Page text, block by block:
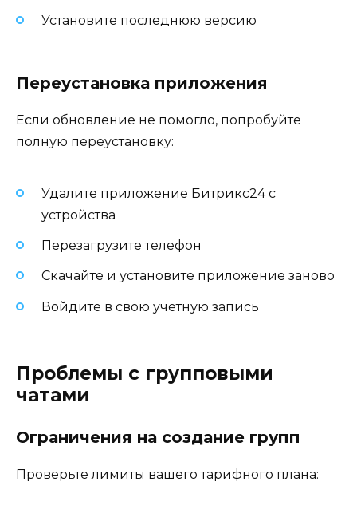
Установите последнюю версию
Переустановка приложения
Если обновление не помогло, попробуйте
полную переустановку:
Удалите приложение Битрикс24 с
устройства
Перезагрузите телефон
Скачайте и установите приложение заново
Войдите в свою учетную запись
Проблемы с групповыми
чатами
Ограничения на создание групп
Проверьте лимиты вашего тарифного плана: